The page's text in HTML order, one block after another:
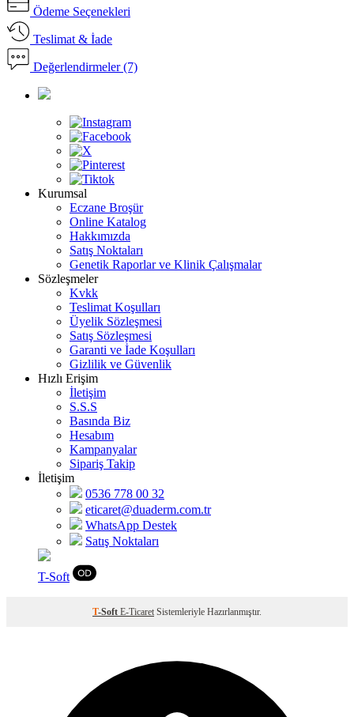
Ödeme Seçenekleri
Teslimat & İade
Değerlendirmeler (7)
Kurumsal
Eczane Broşür
Online Katalog
Hakkımızda
Satış Noktaları
Genetik Raporlar ve Klinik Çalışmalar
Sözleşmeler
Kvkk
Teslimat Koşulları
Üyelik Sözleşmesi
Satış Sözleşmesi
Garanti ve İade Koşulları
Gizlilik ve Güvenlik
Hızlı Erişim
İletişim
S.S.S
Basında Biz
Hesabım
Kampanyalar
Sipariş Takip
İletişim
0536 778 00 32
eticaret@duaderm.com.tr
WhatsApp Destek
Satış Noktaları
T-Soft
T-Soft E-Ticaret Sistemleriyle Hazırlanmıştır.